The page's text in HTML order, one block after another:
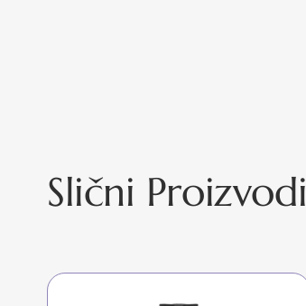
Slični Proizvodi